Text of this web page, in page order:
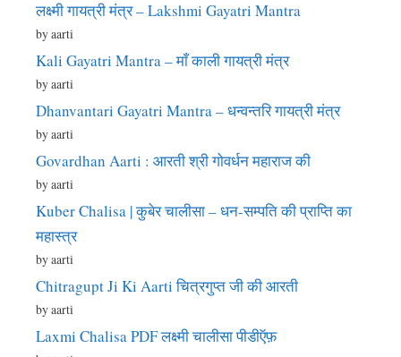
लक्ष्मी गायत्री मंत्र – Lakshmi Gayatri Mantra
by aarti
Kali Gayatri Mantra – माँ काली गायत्री मंत्र
by aarti
Dhanvantari Gayatri Mantra – धन्वन्तरि गायत्री मंत्र
by aarti
Govardhan Aarti : आरती श्री गोवर्धन महाराज की
by aarti
Kuber Chalisa | कुबेर चालीसा – धन-सम्पति की प्राप्ति का
महास्त्र
by aarti
Chitragupt Ji Ki Aarti चित्रगुप्त जी की आरती
by aarti
Laxmi Chalisa PDF लक्ष्मी चालीसा पीडीऍफ़